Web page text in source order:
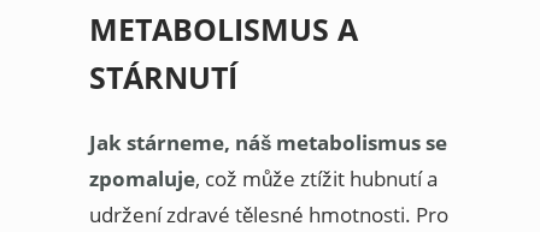
METABOLISMUS A
STÁRNUTÍ
Jak stárneme, náš metabolismus se
zpomaluje, což může ztížit hubnutí a
udržení zdravé tělesné hmotnosti. Pro